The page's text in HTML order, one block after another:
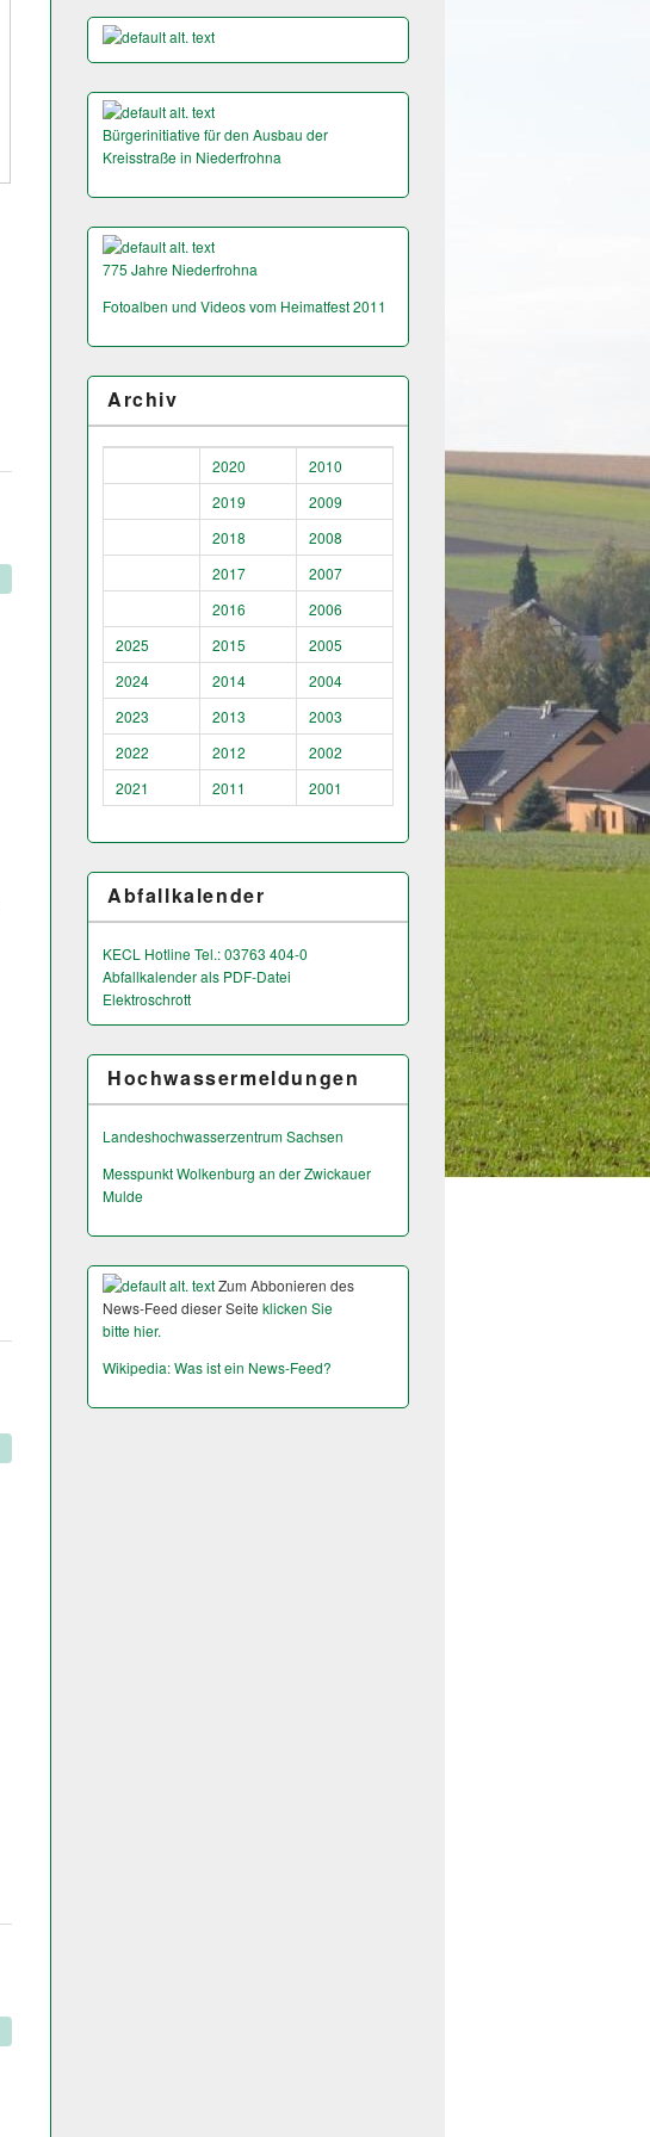
Bürgerinitiative für den Ausbau der
Kreisstraße in Niederfrohna
775 Jahre Niederfrohna
Fotoalben und Videos vom Heimatfest 2011
Archiv
2020
2010
2019
2009
2018
2008
2017
2007
2016
2006
2025
2015
2005
2024
2014
2004
2023
2013
2003
2022
2012
2002
2021
2011 2001
Abfallkalender
KECL Hotline Tel.: 03763 404-0
Abfallkalender als PDF-Datei
Elektroschrott
Hochwassermeldungen
Landeshochwas­serzentrum Sachsen
Messpunkt Wolkenburg an der Zwickauer
Mulde
Zum Abbonieren des
News-Feed dieser Seite klicken Sie
bitte hier.
Wikipedia: Was ist ein News-Feed?